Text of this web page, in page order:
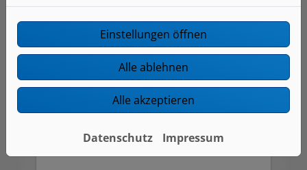
Hauswasserstation
Einstellungen öffnen
Alle ablehnen
Alle akzeptieren
Datenschutz Impressum